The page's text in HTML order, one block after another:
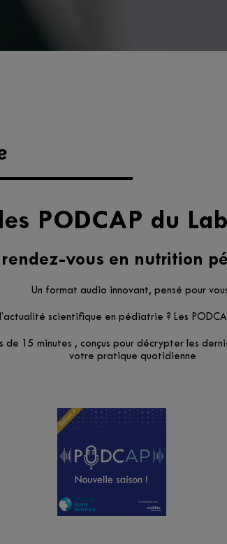
PODCAP du
rendez-vous en nutrition
Un format audio innovant, pensé pour
scientifique en pédiatrie ? Les
de 15 minutes , conçus pour décrypter les
votre pratique quotidienne